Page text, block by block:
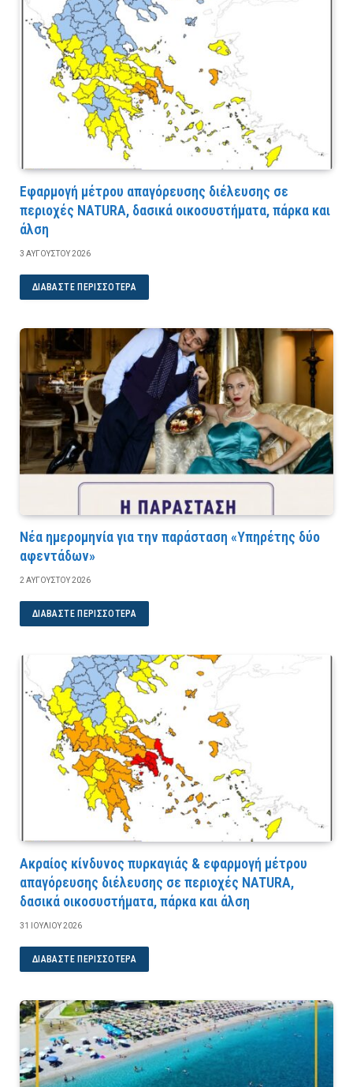
Εφαρμογή μέτρου απαγόρευσης διέλευσης σε
περιοχές NATURA, δασικά οικοσυστήματα, πάρκα και
άλση
3 ΑΥΓΟΎΣΤΟΥ 2026
ΔΙΑΒΆΣΤΕ ΠΕΡΙΣΣΌΤΕΡΑ
Νέα ημερομηνία για την παράσταση «Υπηρέτης δύο
αφεντάδων»
2 ΑΥΓΟΎΣΤΟΥ 2026
ΔΙΑΒΆΣΤΕ ΠΕΡΙΣΣΌΤΕΡΑ
Ακραίος κίνδυνος πυρκαγιάς & εφαρμογή μέτρου
απαγόρευσης διέλευσης σε περιοχές NATURA,
δασικά οικοσυστήματα, πάρκα και άλση
31 ΙΟΥΛΊΟΥ 2026
ΔΙΑΒΆΣΤΕ ΠΕΡΙΣΣΌΤΕΡΑ